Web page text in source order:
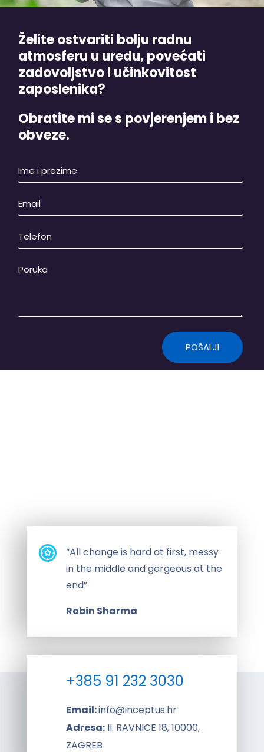
Želite ostvariti bolju radnu
atmosferu u uredu, povećati
zadovoljstvo i učinkovitost
zaposlenika?
Obratite mi se s povjerenjem i bez
obveze.
“All change is hard at first, messy
in the middle and gorgeous at the
end”
Robin Sharma
+385 91 232 3030
Email:info@inceptus.hr
Adresa:II. RAVNICE 18, 10000,
ZAGREB